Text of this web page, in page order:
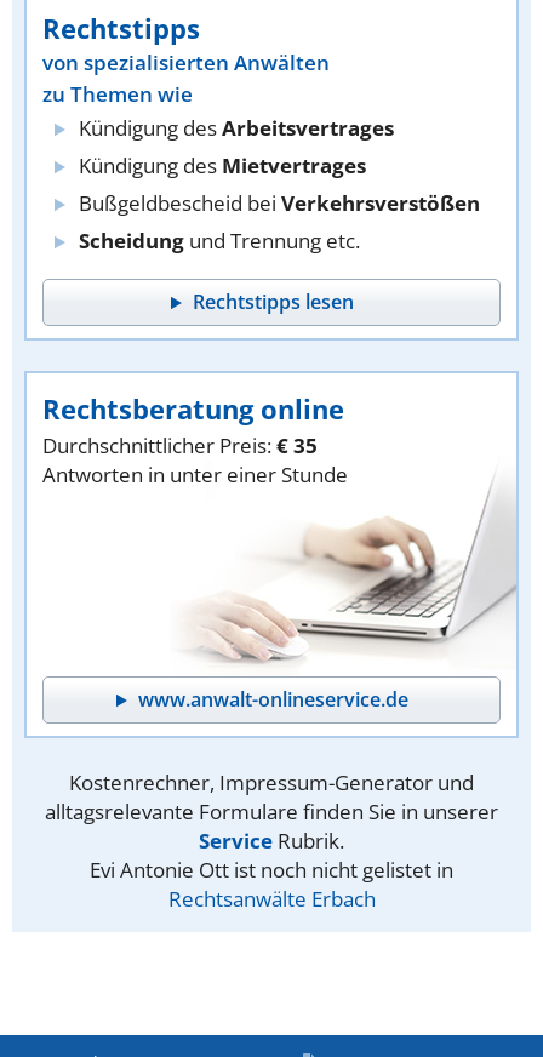
Rechtstipps
von spezialisierten Anwälten
zu Themen wie
Kündigung desArbeitsvertrages
Kündigung des Mietvertrages
Bußgeldbescheid bei Verkehrsverstößen
Scheidung und Trennung etc.
Rechtstipps lesen
Rechtsberatung online
Durchschnittlicher Preis:€ 35
Antworten in unter einer Stunde
www.anwalt-onlineservice.de
Kostenrechner, Impressum-Generator und
alltagsrelevante Formulare finden Sie in unserer
Service Rubrik.
Evi Antonie Ott ist noch nicht gelistet in
Rechtsanwälte Erbach